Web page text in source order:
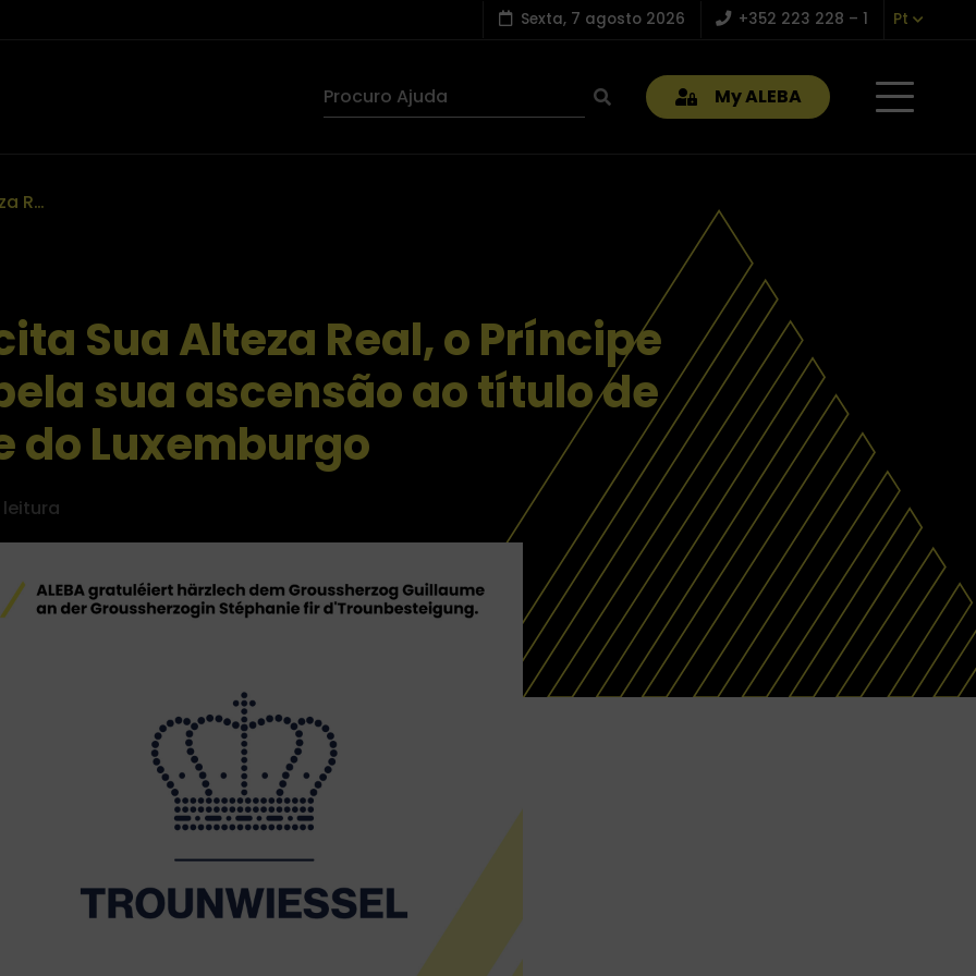
Sexta, 7 agosto 2026 +352 223 228 – 1 Pt
My ALEBA
A ALEBA felicita Sua Alteza Real, o Príncipe Guillaume, pela sua ascensão ao título de Grão-Duque do Luxemburgo
Sua Alteza Real, o Príncipe
sua ascensão ao título de
do Luxemburgo
leitura